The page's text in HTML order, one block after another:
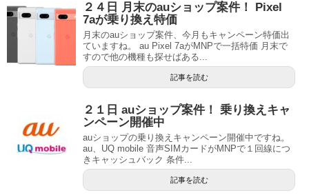
２４日 月末のauショップ案件！ Pixel
7aが乗り換え特価
月末のauショップ案件、今月もキャンペーン特価出
ていますね。 au Pixel 7aがMNPで一括特価 月末で
すので他の機種も探せばある...
記事を読む
２１日 auショップ案件！ 乗り換えキャ
ンペーン開催中
auショップの乗り換えキャンペーン開催中ですね。
au、UQ mobile 音声SIMカードがMNPで１回線につ
きキャッシュバック 条件...
記事を読む